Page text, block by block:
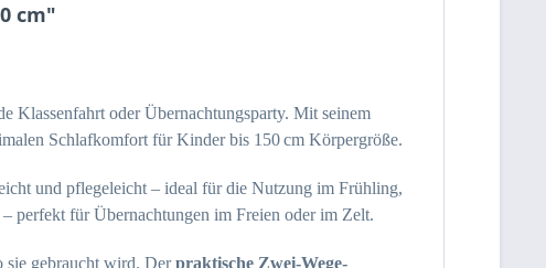
cm"
Klassenfahrt oder Übernachtungsparty. Mit seinem
Schlafkomfort für Kinder bis 150 cm Körpergröße.
und pflegeleicht – ideal für die Nutzung im Frühling,
– perfekt für Übernachtungen im Freien oder im Zelt.
sie gebraucht wird. Derpraktische Zwei-Wege-